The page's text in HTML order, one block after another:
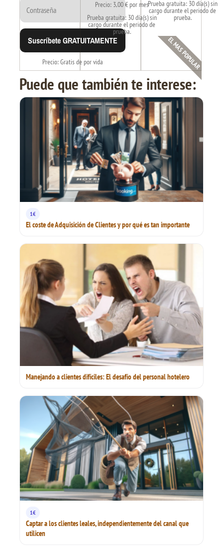
Suscríbete GRATUITAMENTE
Precio: Gratis de por vida
Precio: 3,00 € por mes
Prueba gratuita: 30 día(s) sin
cargo durante el periodo de
prueba.
Prueba gratuita: 30 día(s) sin
cargo durante el periodo de
prueba.
EL MAS POPULAR
Puede que también te interese:
1€
El coste de Adquisición de Clientes y por qué es tan importante
Manejando a clientes difíciles: El desafío del personal hotelero
1€
Captar a los clientes leales, independientemente del canal que
utilicen